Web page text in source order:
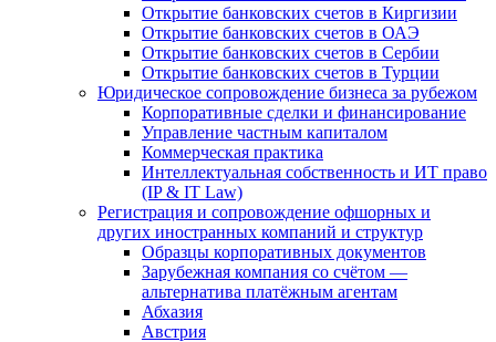
Открытие банковских счетов в Киргизии
Открытие банковских счетов в ОАЭ
Открытие банковских счетов в Сербии
Открытие банковских счетов в Турции
Юридическое сопровождение бизнеса за рубежом
Корпоративные сделки и финансирование
Управление частным капиталом
Коммерческая практика
Интеллектуальная собственность и ИТ право
(IP & IT Law)
Регистрация и сопровождение офшорных и
других иностранных компаний и структур
Образцы корпоративных документов
Зарубежная компания со счётом —
альтернатива платёжным агентам
Абхазия
Австрия